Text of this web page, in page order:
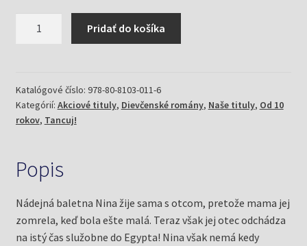
4
(Pol,
Anne-
Pridať do košíka
Katalógové číslo: 978-80-8103-011-6
Kategórií: Akciové tituly, Dievčenské romány, Naše tituly, Od 10
rokov, Tancuj!
Popis
Nádejná baletna Nina žije sama s otcom, pretože mama jej
zomrela, keď bola ešte malá. Teraz však jej otec odchádza
na istý čas služobne do Egypta! Nina však nemá kedy